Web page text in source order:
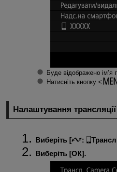
Буде відображено ім’я
Натисніть кнопку
Налаштування трансляції
Виберіть [ :
Виберіть [ОК].